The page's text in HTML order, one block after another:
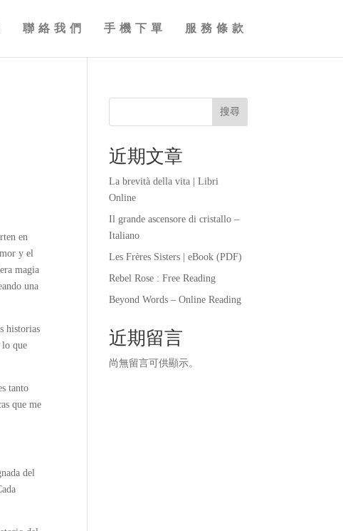
聯絡我們 手機下單 服務條款
en
y el
magia
una
historias
lo que
tanto
que me
del
搜尋
近期文章
La brevità della vita | Libri
Online
Il grande ascensore di cristallo –
Italiano
Les Frères Sisters | eBook (PDF)
Rebel Rose : Free Reading
Beyond Words – Online Reading
近期留言
尚無留言可供顯示。